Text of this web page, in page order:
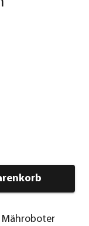
Mähroboter